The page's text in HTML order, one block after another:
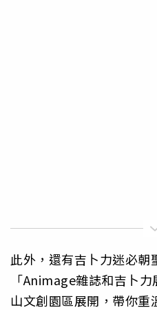
此外，還有吉卜力迷必朝
「Animage雜誌和吉卜
山文創園區展開，帶你重